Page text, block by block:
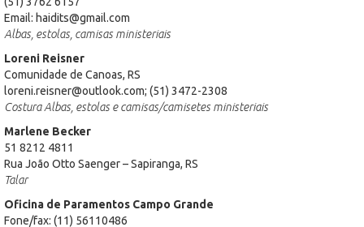
Email: haidits@gmail.com
Albas, estolas, camisas ministeriais
Loreni Reisner
Comunidade de Canoas, RS
loreni.reisner@outlook.com; (51) 3472-2308
Costura Albas, estolas e camisas/camisetes ministeriais
Marlene Becker
51 8212 4811
Rua João Otto Saenger – Sapiranga, RS
Talar
Oficina de Paramentos Campo Grande
Fone/fax: (11) 56110486